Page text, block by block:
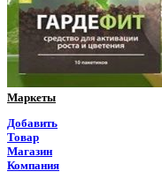
Маркеты
Добавить
Товар
Магазин
Компания